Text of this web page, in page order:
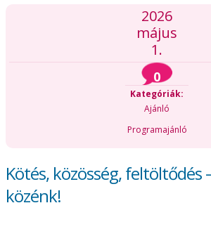
2026
május
1.
0
Kategóriák:
Ajánló
Programajánló
Kötés, közösség, feltöltődés
közénk!